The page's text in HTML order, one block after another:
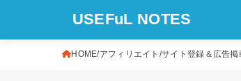
USEFuL NOTES
HOME アフィリエイト サイト登録＆広告